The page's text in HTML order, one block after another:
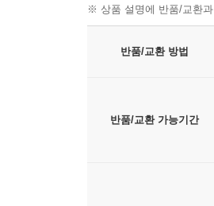
※ 상품 설명에 반품/교환
반품/교환 방법
반품/교환 가능기간